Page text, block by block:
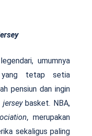
umumnya
yang tetap setia
pensiun dan ingin
jerseybasket. NBA,
, merupakan
sekaligus paling